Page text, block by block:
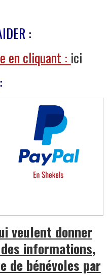
:
en cliquant : ici
veulent donner
informations,
de bénévoles par